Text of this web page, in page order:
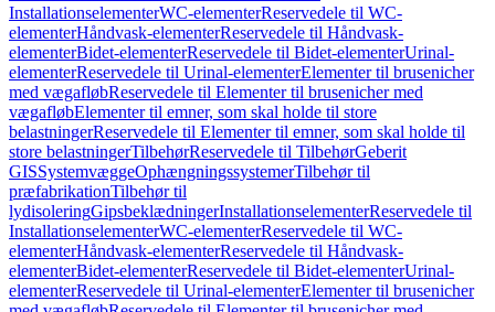
InstallationselementerWC-elementerReservedele til WC-
elementerHåndvask-elementerReservedele til Håndvask-
elementerBidet-elementerReservedele til Bidet-elementerUrinal-
elementerReservedele til Urinal-elementerElementer til brusenicher
med vægafløbReservedele til Elementer til brusenicher med
vægafløbElementer til emner, som skal holde til store
belastningerReservedele til Elementer til emner, som skal holde til
store belastningerTilbehørReservedele til TilbehørGeberit
GISSystemvæggeOphængningssystemerTilbehør til
præfabrikationTilbehør til
lydisoleringGipsbeklædningerInstallationselementerReservedele til
InstallationselementerWC-elementerReservedele til WC-
elementerHåndvask-elementerReservedele til Håndvask-
elementerBidet-elementerReservedele til Bidet-elementerUrinal-
elementerReservedele til Urinal-elementerElementer til brusenicher